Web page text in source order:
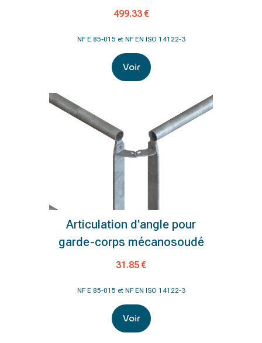
499.33 €
NF E 85-015 et NF EN ISO 14122-3
Voir
Articulation d'angle pour
garde-corps mécanosoudé
31.85 €
NF E 85-015 et NF EN ISO 14122-3
Voir